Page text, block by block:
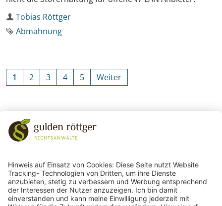
Autor
Tobias Röttger
Schlagwort
Abmahnung
1 2 3 4 5 Weiter
Zurück zu den Kategorien
gulden röttger rechtsanwälte